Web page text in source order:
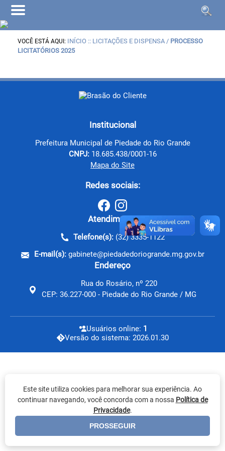
VOCÊ ESTÁ AQUI: INÍCIO :: LICITAÇÕES E DISPENSA / PROCESSO
LICITATÓRIOS 2025
Institucional
Prefeitura Municipal de Piedade do Rio Grande
CNPJ: 18.685.438/0001-16
Mapa do Site
Redes sociais:
Atendimento
Telefone(s): (32) 3335-1122
E-mail(s): gabinete@piedadedoriogrande.mg.gov.br
Endereço
Rua do Rosário, nº 220
CEP: 36.227-000 - Piedade do Rio Grande / MG
Usuários online: 1
Versão do sistema: 2026.01.30
Este site utiliza cookies para melhorar sua experiência. Ao
continuar navegando, você concorda com a nossa Política de
Privacidade.
PROSSEGUIR